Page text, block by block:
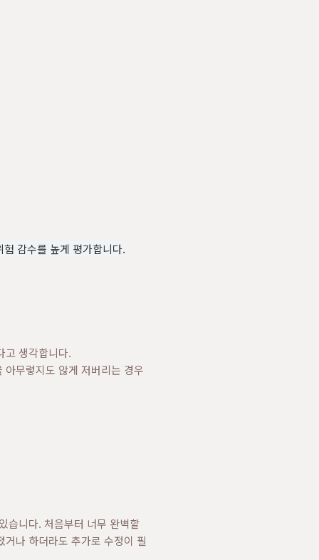
감수를 높게 평가합니다.
고 생각합니다.
무렇지도 않게 저버리는 경우
습니다. 처음부터 너무 완벽할
나 하더라도 추가로 수정이 필